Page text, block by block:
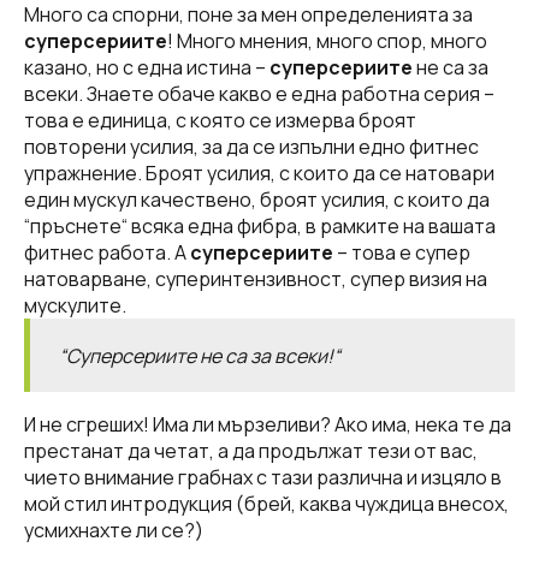
Много са спорни, поне за мен определенията за
суперсериите! Много мнения, много спор, много
казано, но с една истина – суперсериитене са за
всеки. Знаете обаче какво е една работна серия –
това е единица, с която се измерва броят
повторени усилия, за да се изпълни едно фитнес
упражнение. Броят усилия, с които да се натовари
един мускул качествено, броят усилия, с които да
“пръснете“ всяка една фибра, в рамките на вашата
фитнес работа. Асуперсериите – това е супер
натоварване, суперинтензивност, супер визия на
мускулите.
“Суперсериите не са за всеки!“
И не сгреших! Има ли мързеливи? Ако има, нека те да
престанат да четат, а да продължат тези от вас,
чието внимание грабнах с тази различна и изцяло в
мой стил интродукция (брей, каква чуждица внесох,
усмихнахте ли се?)